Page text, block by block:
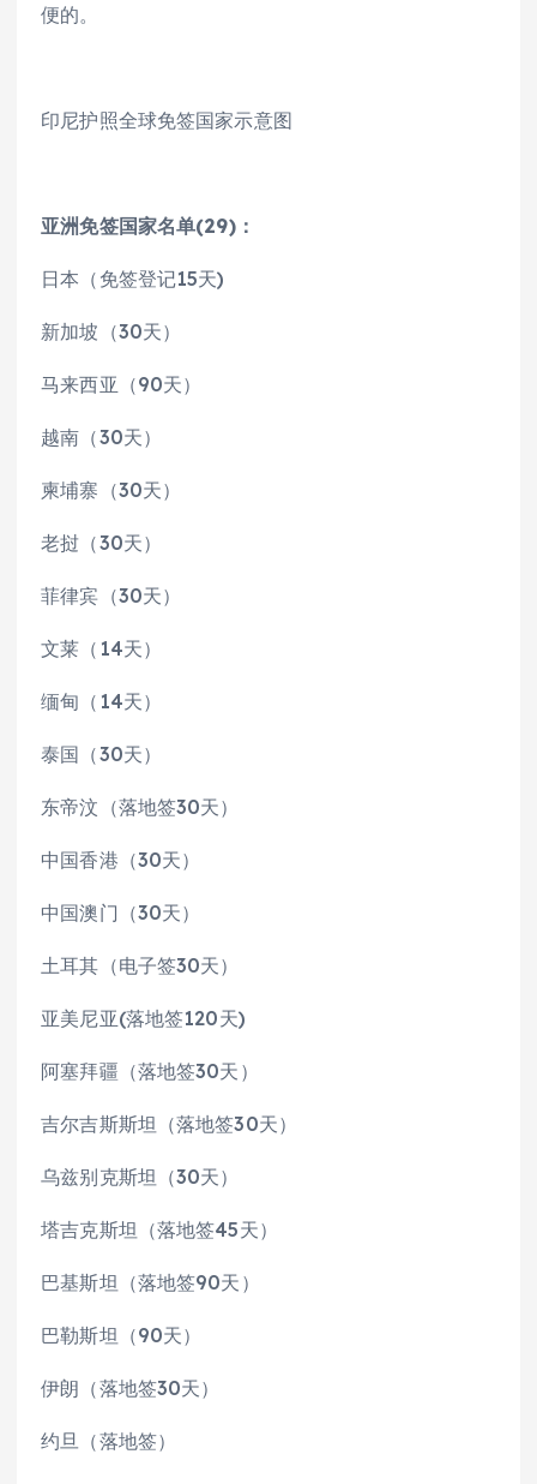
便的。
印尼护照全球免签国家示意图
亚洲免签国家名单(29)：
日本（免签登记15天)
新加坡（30天）
马来西亚（90天）
越南（30天）
柬埔寨（30天）
老挝（30天）
菲律宾（30天）
文莱（14天）
缅甸（14天）
泰国（30天）
东帝汶（落地签30天）
中国香港（30天）
中国澳门（30天）
土耳其（电子签30天）
亚美尼亚(落地签120天)
阿塞拜疆（落地签30天）
吉尔吉斯斯坦（落地签30天）
乌兹别克斯坦（30天）
塔吉克斯坦（落地签45天）
巴基斯坦（落地签90天）
巴勒斯坦（90天）
伊朗（落地签30天）
约旦（落地签）